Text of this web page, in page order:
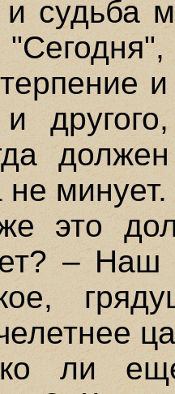
судьба
и
не минует.
это
– Наш
ли